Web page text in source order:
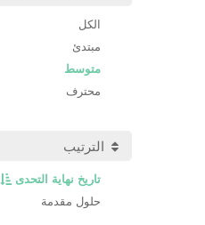
الكل
مبتدئ
متوسط
محترف
الترتيب
تاريخ نهاية التحدى
حلول مقدمة